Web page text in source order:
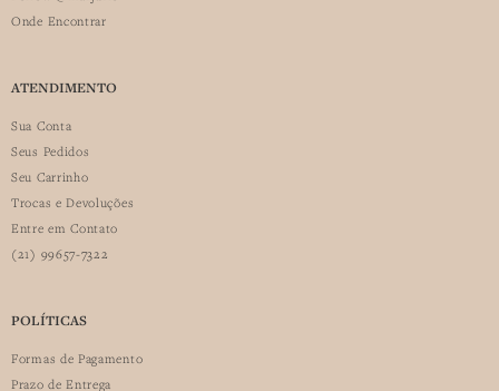
Onde Encontrar
ATENDIMENTO
Sua Conta
Seus Pedidos
Seu Carrinho
Trocas e Devoluções
Entre em Contato
(21) 99657-7322
POLÍTICAS
Formas de Pagamento
Prazo de Entrega